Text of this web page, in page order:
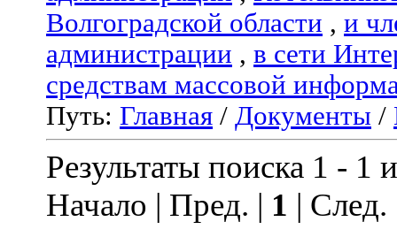
Волгоградской области , и
администрации , в сети
средствам массовой
Путь: Главная / Документы /
Результаты поиска 1 - 1
Начало | Пред. | 1 |